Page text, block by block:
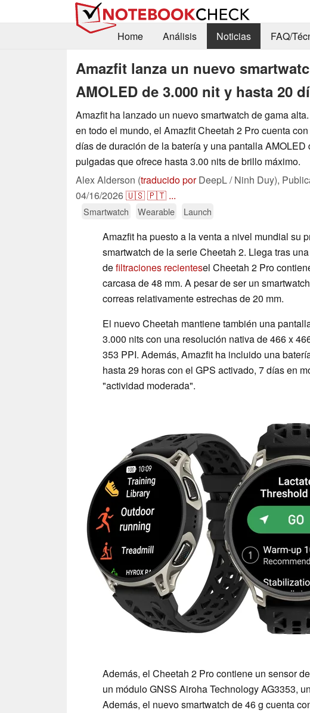
Home
Análisis Noticias FAQ/
Amazfit lanza un nuevo
AMOLED de 3.000 nit y hasta 20
Amazfit ha lanzado un nuevo smartwatch de gama
en todo el mundo, el Amazfit Cheetah 2 Pro cuenta
días de duración de la batería y una pantalla AMOLED
pulgadas que ofrece hasta 3.00 nits de brillo máximo.
Alex Alderson (traducido porDeepL / Ninh Duy),
04/16/2026🇺🇸🇵🇹 ...
Smartwatch Wearable Launch
Amazfit ha puesto a la venta a nivel mundial su
smartwatch de la serie Cheetah 2. Llega tras
defiltraciones recientesel Cheetah 2 Pro
carcasa de 48 mm. A pesar de ser un
correas relativamente estrechas de 20 mm.
El nuevo Cheetah mantiene también una
3.000 nits con una resolución nativa de 466 x
353 PPI. Además, Amazfit ha incluido una
hasta 29 horas con el GPS activado, 7 días en
"actividad moderada".
Además, el Cheetah 2 Pro contiene un sensor
un módulo GNSS Airoha Technology AG3353,
Además, el nuevo smartwatch de 46 g cuenta